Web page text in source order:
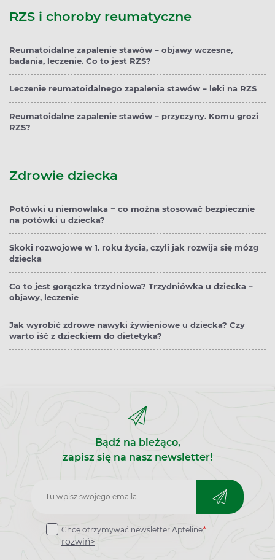
RZS i choroby reumatyczne
Reumatoidalne zapalenie stawów – objawy wczesne,
badania, leczenie. Co to jest RZS?
Leczenie reumatoidalnego zapalenia stawów – leki na RZS
Reumatoidalne zapalenie stawów – przyczyny. Komu grozi
RZS?
Zdrowie dziecka
Potówki u niemowlaka − co można stosować bezpiecznie
na potówki u dziecka?
Skoki rozwojowe w 1. roku życia, czyli jak rozwija się mózg
dziecka
Co to jest gorączka trzydniowa? Trzydniówka u dziecka –
objawy, leczenie
Jak wyrobić zdrowe nawyki żywieniowe u dziecka? Czy
warto iść z dzieckiem do dietetyka?
Bądź na bieżąco,
zapisz się na nasz newsletter!
Zapisz
do
newslettera
Chcę otrzymywać newsletter Apteline*
rozwiń>